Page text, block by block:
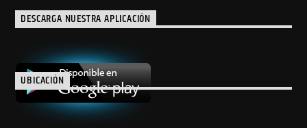
DESCARGA NUESTRA APLICACIÓN
UBICACIÓN